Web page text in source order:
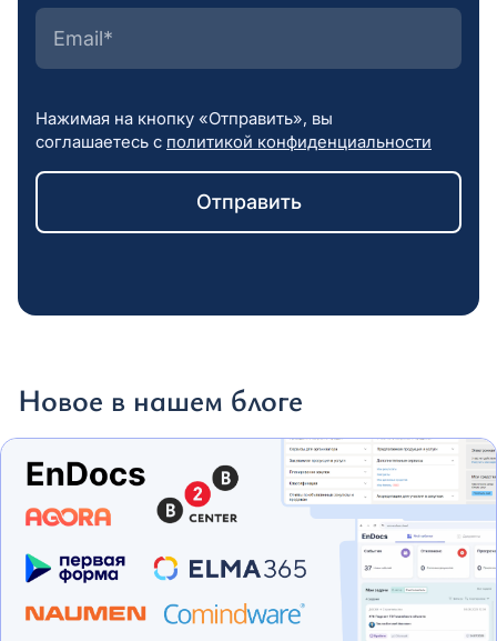
Нажимая на кнопку «Отправить», вы
соглашаетесь с политикой конфиденциальности
Новое в нашем блоге